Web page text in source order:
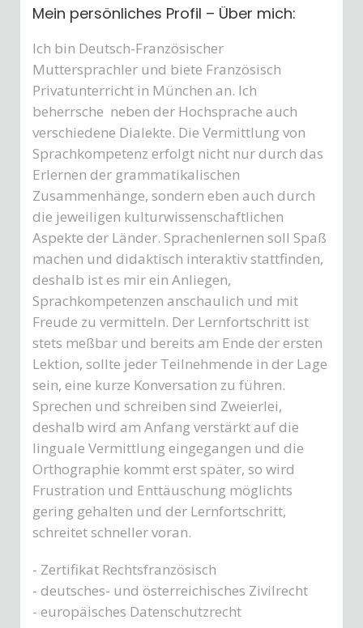
Mein persönliches Profil – Über mich:
Ich bin Deutsch-Französischer
Muttersprachler und biete Französisch
Privatunterricht in München an. Ich
beherrsche neben der Hochsprache auch
verschiedene Dialekte. Die Vermittlung von
Sprachkompetenz erfolgt nicht nur durch das
Erlernen der grammatikalischen
Zusammenhänge, sondern eben auch durch
die jeweiligen kulturwissenschaftlichen
Aspekte der Länder. Sprachenlernen soll Spaß
machen und didaktisch interaktiv stattfinden,
deshalb ist es mir ein Anliegen,
Sprachkompetenzen anschaulich und mit
Freude zu vermitteln. Der Lernfortschritt ist
stets meßbar und bereits am Ende der ersten
Lektion, sollte jeder Teilnehmende in der Lage
sein, eine kurze Konversation zu führen.
Sprechen und schreiben sind Zweierlei,
deshalb wird am Anfang verstärkt auf die
linguale Vermittlung eingegangen und die
Orthographie kommt erst später, so wird
Frustration und Enttäuschung möglichts
gering gehalten und der Lernfortschritt,
schreitet schneller voran.
- Zertifikat Rechtsfranzösisch
- deutsches- und österreichisches Zivilrecht
- europäisches Datenschutzrecht